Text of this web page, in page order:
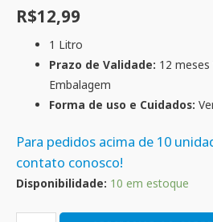
R$12,99
1 Litro
Prazo de Validade: 12
Embalagem
Forma de uso e Cuidados:
Para pedidos acima de 10
contato conosco!
Disponibilidade: 10 em estoque